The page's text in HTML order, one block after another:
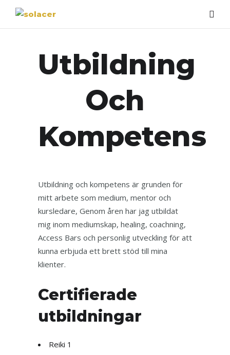
Utbildning
Och
Kompetens
Utbildning och kompetens är grunden för
mitt arbete som medium, mentor och
kursledare, Genom åren har jag utbildat
mig inom mediumskap, healing, coachning,
Access Bars och personlig utveckling för att
kunna erbjuda ett brett stöd till mina
klienter.
Certifierade
utbildningar
Reiki 1